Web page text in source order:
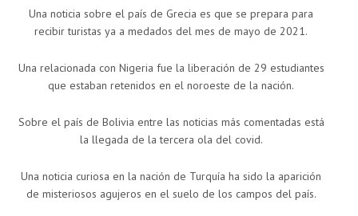
Una noticia sobre el país de Grecia es que se prepara para
recibir turistas ya a medados del mes de mayo de 2021.
Una relacionada con Nigeria fue la liberación de 29 estudiantes
que estaban retenidos en el noroeste de la nación.
Sobre el país de Bolivia entre las noticias más comentadas está
la llegada de la tercera ola del covid.
Una noticia curiosa en la nación de Turquía ha sido la aparición
de misteriosos agujeros en el suelo de los campos del país.